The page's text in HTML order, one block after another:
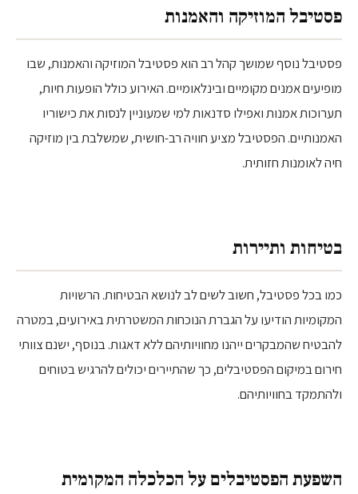
פסטיבל המוזיקה והאמנות
פסטיבל נוסף שמושך קהל רב הוא פסטיבל המוזיקה והאמנות, שבו
מופיעים אמנים מקומיים ובינלאומיים. האירוע כולל הופעות חיות,
תערוכות אמנות ואפילו סדנאות למי שמעוניין לנסות את כישוריו
האמנותיים. הפסטיבל מציע חוויה רב-חושית, שמשלבת בין מוזיקה
חיה לאומנות חזותית.
בטיחות ותיירות
כמו בכל פסטיבל, חשוב לשים לב לנושא הבטיחות. הרשויות
המקומיות הודיעו על הגברת הנוכחות המשטרתית באירועים, במטרה
להבטיח שהמבקרים ייהנו מחוויותיהם ללא דאגות. בנוסף, ישנם צוותי
חירום במיקום הפסטיבלים, כך שהתיירים יכולים להרגיש בטוחים
ולהתמקד בחוויותיהם.
השפעת הפסטיבלים על הכלכלה המקומית